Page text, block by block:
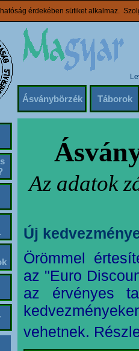
érdekében sütiket alkalmaz.
Ásványbörzék Táborok
Az adatok
Új
Örömmel
az "Euro
az érvényes
vehetnek.